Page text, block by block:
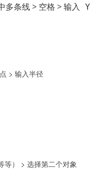
多条线 > 空格 > 输入 Y
> 输入半径
等） > 选择第二个对象